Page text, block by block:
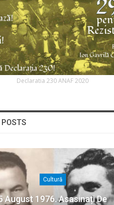
Declaratia 230 ANAF 2020
Cultură
August 1976. Asasinați De